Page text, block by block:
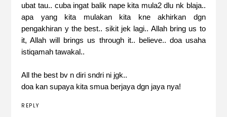
ubat tau.. cuba ingat balik nape kita mula2 dlu nk blaja..
apa yang kita mulakan kita kne akhirkan dgn
pengakhiran y the best.. sikit jek lagi.. Allah bring us to
it, Allah will brings us through it.. believe.. doa usaha
istiqamah tawakal..
All the best bv n diri sndri ni jgk..
doa kan supaya kita smua berjaya dgn jaya nya!
REPLY